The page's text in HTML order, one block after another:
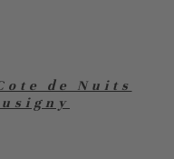
de Nuits